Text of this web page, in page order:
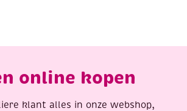
online kopen
klant alles in onze webshop,